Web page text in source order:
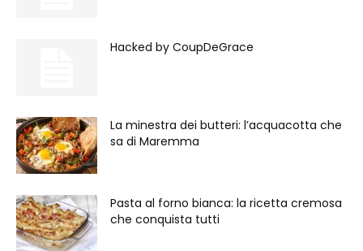
Hacked by CoupDeGrace
La minestra dei butteri: l’acquacotta che
sa di Maremma
Pasta al forno bianca: la ricetta cremosa
che conquista tutti